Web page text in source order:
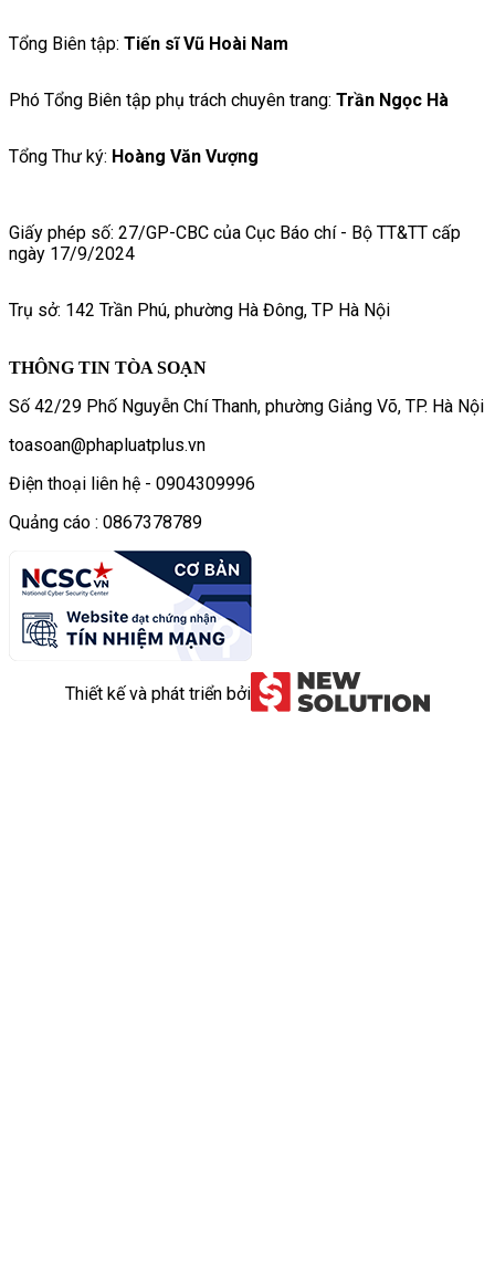
Tổng Biên tập: Tiến sĩ Vũ Hoài Nam
Phó Tổng Biên tập phụ trách chuyên trang: Trần Ngọc Hà
Tổng Thư ký: Hoàng Văn Vượng
Giấy phép số: 27/GP-CBC của Cục Báo chí - Bộ TT&TT cấp
ngày 17/9/2024
Trụ sở: 142 Trần Phú, phường Hà Đông, TP Hà Nội
THÔNG TIN TÒA SOẠN
Số 42/29 Phố Nguyễn Chí Thanh, phường Giảng Võ, TP. Hà Nội
toasoan@phapluatplus.vn
Điện thoại liên hệ - 0904309996
Quảng cáo : 0867378789
Thiết kế và phát triển bởi